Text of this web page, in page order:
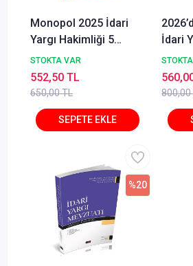
Monopol 2025 İdari
Yargı Hakimliği 5
Deneme Çözümlü
Monopol Yayınları
STOKTA VAR
650,00 TL
552,50 TL
İdari
800,00
%20